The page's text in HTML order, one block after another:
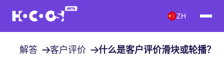
ZH
解答 客户评价 什么是客户评价滑块或轮播？